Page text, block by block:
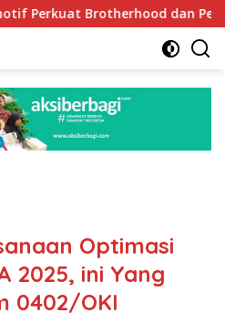
dan Persatuan Bangsa
Optimasi
2025, ini Yang
0402/OKI